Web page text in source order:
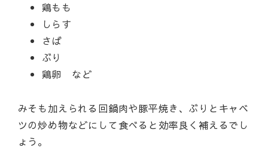
鶏もも
しらす
さば
ぶり
鶏卵 など
みそも加えられる回鍋肉や豚平焼き、ぶりとキャベ
ツの炒め物などにして食べると効率良く補えるでし
ょう。